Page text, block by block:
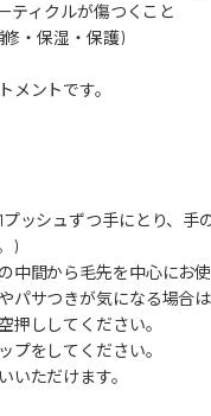
ティクルが傷つくこと
・保湿・保護)
メントです。
プッシュずつ手にとり、
)
中間から毛先を中心にお使
パサつきが気になる場合
押ししてください。
プをしてください。
いただけます。